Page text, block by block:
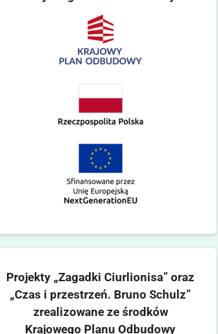
Projekty „Zagadki Ciurlionisa” oraz
„Czas i przestrzeń. Bruno Schulz”
zrealizowane ze środków
Krajowego Planu Odbudowy